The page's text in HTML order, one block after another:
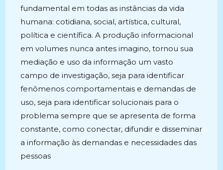
fundamental em todas as instâncias da vida
humana: cotidiana, social, artística, cultural,
política e científica. A produção informacional
em volumes nunca antes imagino, tornou sua
mediação e uso da informação um vasto
campo de investigação, seja para identificar
fenômenos comportamentais e demandas de
uso, seja para identificar solucionais para o
problema sempre que se apresenta de forma
constante, como conectar, difundir e disseminar
a informação às demandas e necessidades das
pessoas